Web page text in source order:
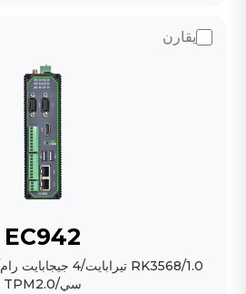
يقارن
EC942
سي/TPM2.0